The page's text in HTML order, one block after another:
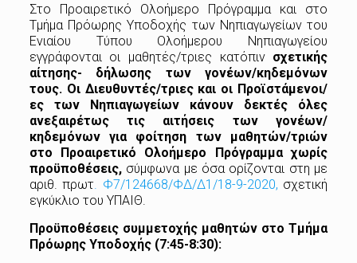
Στο Προαιρετικό Ολοήμερο Πρόγραμμα και στο
Τμήμα Πρόωρης Υποδοχής των Νηπιαγωγείων του
Ενιαίου Τύπου Ολοήμερου Νηπιαγωγείου
εγγράφονται οι μαθητές/τριες κατόπιν σχετικής
αίτησης-
δήλωσης των γονέων/κηδεμόνων
τους. Οι Διευθυντές/τριες και οι Προϊστάμενοι/
ες των Νηπιαγωγείων
κάνουν δεκτές όλες
ανεξαιρέτως τις αιτήσεις των γονέων/
κηδεμόνων για φοίτηση των μαθητών/τριών
στο Προαιρετικό Ολοήμερο Πρόγραμμα χωρίς
προϋποθέσεις, σύμφωνα με όσα ορίζονται στη με
αριθ. πρωτ. Φ7/124668/ΦΔ/Δ1/18-9-2020, σχετική
εγκύκλιο του ΥΠΑΙΘ.
Προϋποθέσεις συμμετοχής μαθητών στο Τμήμα
Πρόωρης Υποδοχής (7:45-8:30):